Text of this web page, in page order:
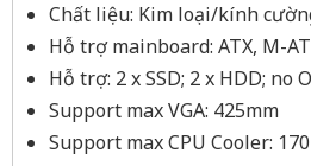
Chất liệu: Kim loại/kính
Hỗ trợ mainboard: ATX, M-
Hỗ trợ: 2 x SSD; 2 x HDD; no
Support max VGA: 425mm
Support max CPU Cooler: